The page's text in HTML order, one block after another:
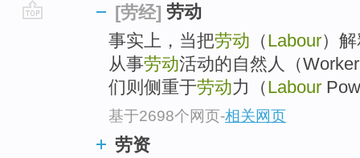
[劳经] 劳动
事实上，当把劳动 （Labour）
从事劳动活动的自然人（
们则侧重于劳动力（Labour
基于2698个网页-相关网页
劳资